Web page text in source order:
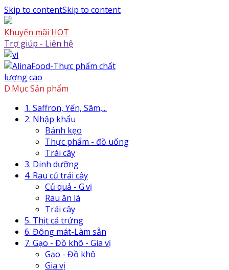
Skip to contentSkip to content
Khuyến mãi HOT
Trợ giúp - Liên hệ
D.Mục Sản phẩm
1. Saffron, Yến, Sâm,...
2. Nhập khẩu
Bánh kẹo
Thực phẩm - đồ uống
Trái cây
3. Dinh dưỡng
4. Rau củ trái cây
Củ quả - G.vị
Rau ăn lá
Trái cây
5. Thịt cá trứng
6. Đông mát-Làm sẵn
7. Gạo - Đồ khô - Gia vị
Gạo - Đồ khô
Gia vị